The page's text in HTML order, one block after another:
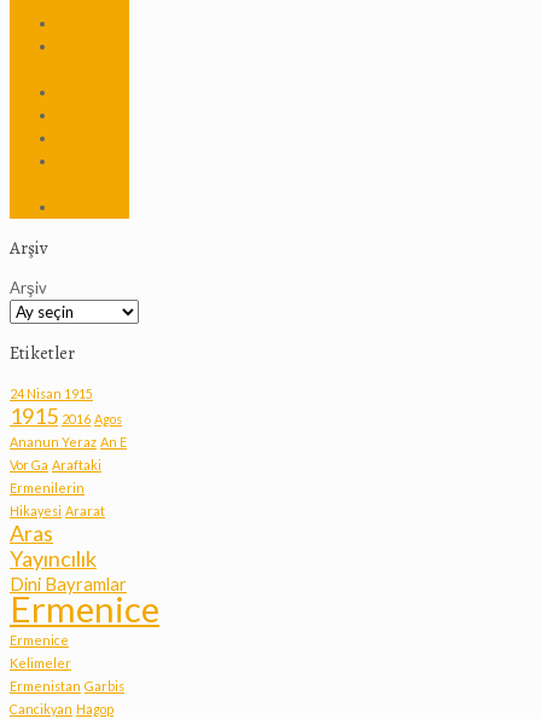
Arşiv
Arşiv
Etiketler
24 Nisan 1915
1915 2016 Agos
Ananun Yeraz An E
Vor Ga Araftaki
Ermenilerin
Hikayesi Ararat
Aras
Yayıncılık
Dini Bayramlar
Ermenice
Ermenice
Kelimeler
Ermenistan Garbis
Cancikyan Hagop